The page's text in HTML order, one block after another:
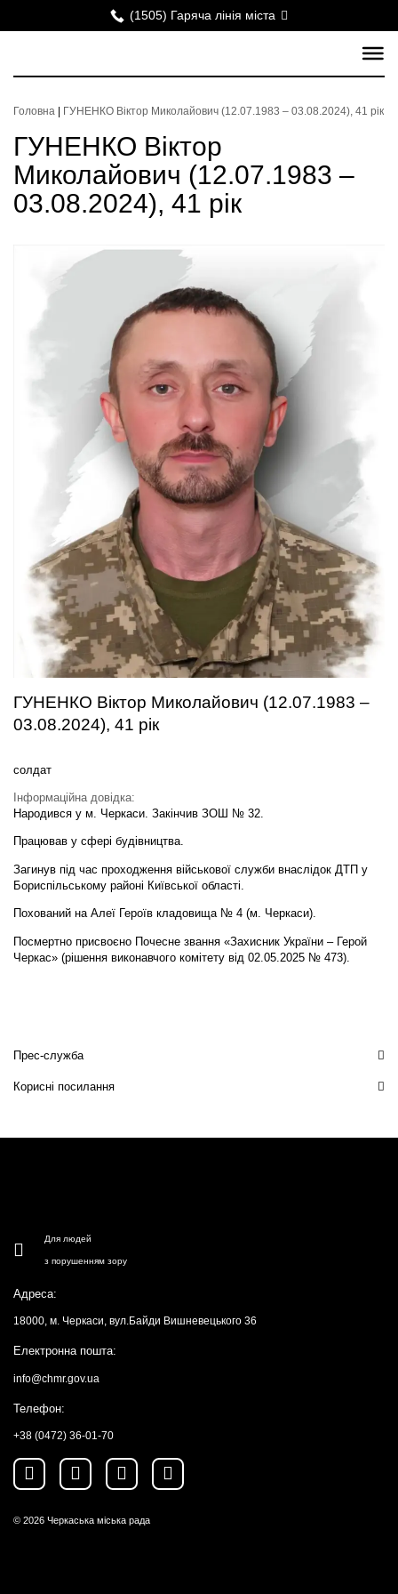
(1505) Гаряча лінія міста
Головна ГУНЕНКО Віктор Миколайович (12.07.1983 – 03.08.2024), 41 рік
ГУНЕНКО Віктор
Миколайович (12.07.1983 –
03.08.2024), 41 рік
ГУНЕНКО Віктор Миколайович (12.07.1983 –
03.08.2024), 41 рік
солдат
Інформаційна довідка:
Народився у м. Черкаси. Закінчив ЗОШ № 32.
Працював у сфері будівництва.
Загинув під час проходження військової служби внаслідок ДТП у
Бориспільському районі Київської області.
Похований на Алеї Героїв кладовища № 4 (м. Черкаси).
Посмертно присвоєно Почесне звання «Захисник України – Герой
Черкас» (рішення виконавчого комітету від 02.05.2025 № 473).
Прес-служба
Корисні посилання
Для людей
з порушенням зору
Адреса:
18000, м. Черкаси, вул.Байди Вишневецького 36
Електронна пошта:
info@chmr.gov.ua
Телефон:
+38 (0472) 36-01-70
© 2026 Черкаська міська рада